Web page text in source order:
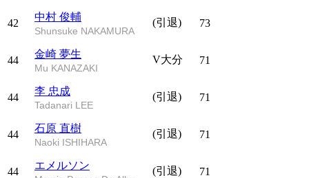
42
中村 俊輔
Shunsuke NAKAMURA
(引退) 73
44
金崎 夢生
Mu KANAZAKI
V大分 71
44
李 忠成
Tadanari LEE
(引退) 71
44
石原 直樹
Naoki ISHIHARA
(引退) 71
44
エメルソン (引退) 71